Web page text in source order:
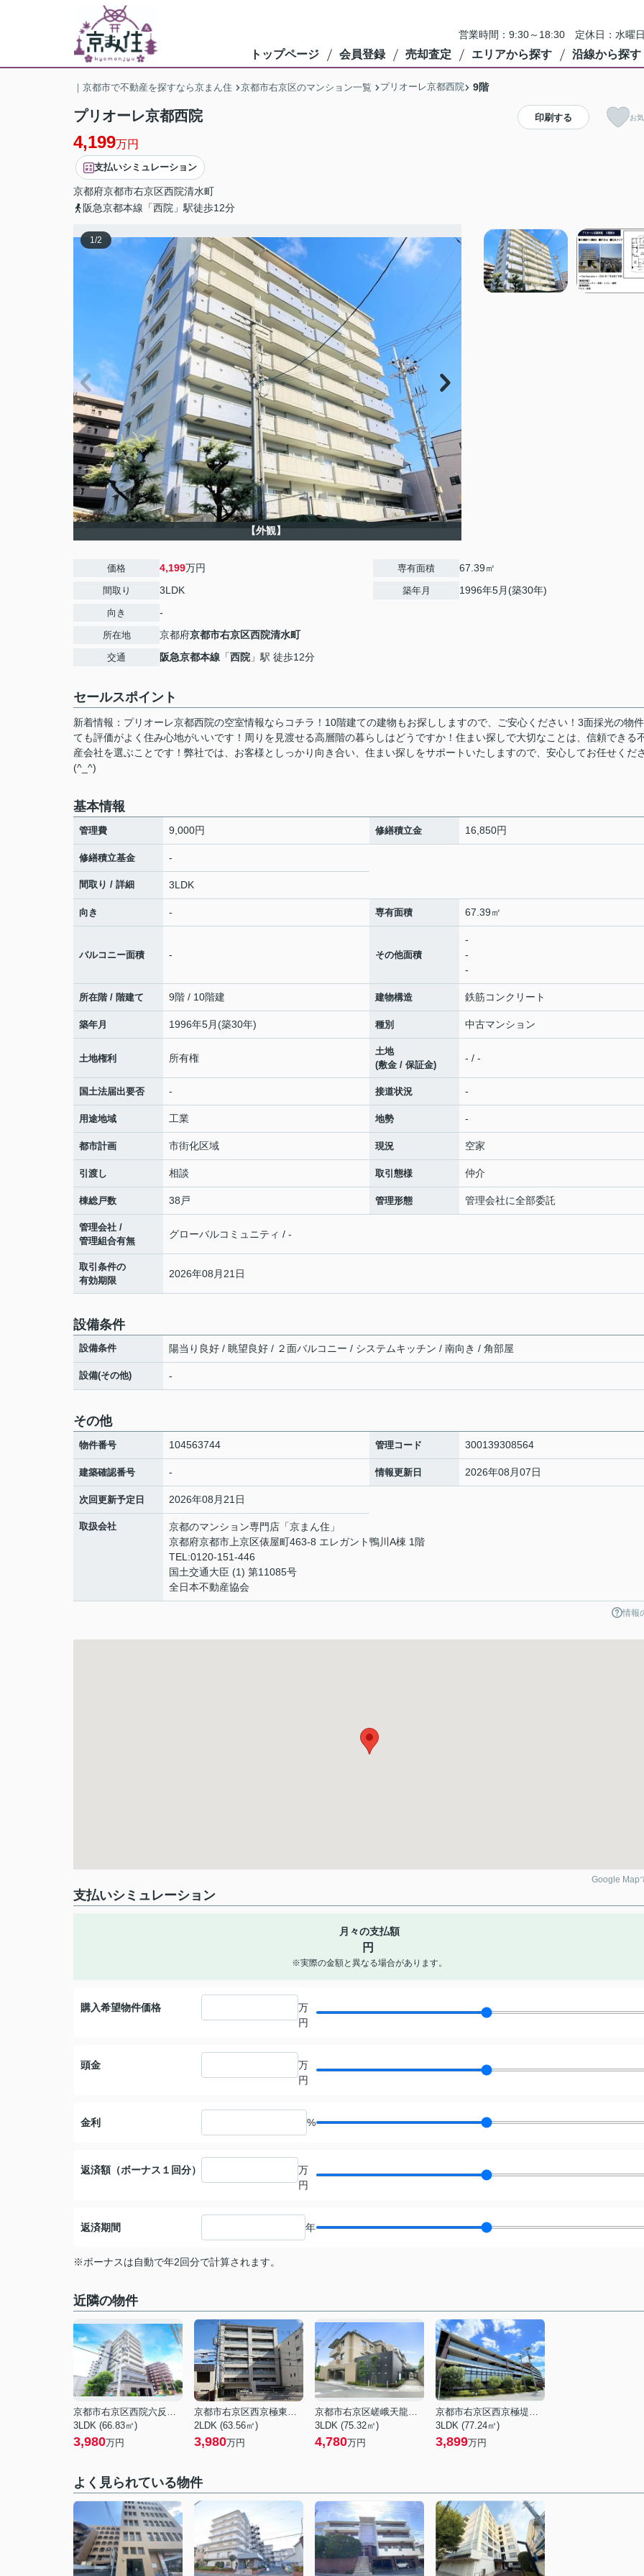
営業時間：9:30～18:30 定休日：水曜
トップページ 会員登録 売却査定 エリアから探す 沿線から探す
｜京都市で不動産を探すなら京まん住 京都市右京区のマンション一覧 プリオーレ京都西院 9階
プリオーレ京都西院
4,199万円
支払いシミュレーション
京都府京都市右京区西院清水町
阪急京都本線「西院」駅徒歩12分
印刷する お
1/2
【外観】
価格 4,199万円
間取り 3LDK
向き -
所在地 京都府京都市右京区西院清水町
交通 阪急京都本線 「西院 」駅 徒歩12分
専有面積 67.39㎡
築年月 1996年5月(築30年)
セールスポイント
新着情報：プリオーレ京都西院の空室情報ならコチラ！10階建ての建物もお探ししますので、ご安心ください！3面採光の物
ても評価がよく住み心地がいいです！周りを見渡せる高層階の暮らしはどうですか！住まい探しで大切なことは、信頼できる
産会社を選ぶことです！弊社では、お客様としっかり向き合い、住まい探しをサポートいたしますので、安心してお任せくだ
(^_^)
基本情報
管理費 9,000円 修繕積立金 16,850円
修繕積立基金 -
間取り / 詳細 3LDK
向き - 専有面積 67.39㎡
バルコニー面積 - その他面積
-
-
-
所在階 / 階建て 9階 / 10階建 建物構造 鉄筋コンクリート
築年月 1996年5月(築30年) 種別 中古マンション
土地権利 所有権
土地
(敷金 / 保証金)
- / -
国土法届出要否 - 接道状況 -
用途地域 工業 地勢 -
都市計画 市街化区域 現況 空家
引渡し 相談 取引態様 仲介
棟総戸数 38戸 管理形態 管理会社に全部委託
管理会社 /
管理組合有無
グローバルコミュニティ / -
取引条件の
有効期限
2026年08月21日
設備条件
設備条件 陽当り良好 / 眺望良好 / ２面バルコニー / システムキッチン / 南向き / 角部屋
設備(その他) -
その他
物件番号 104563744 管理コード 300139308564
建築確認番号 - 情報更新日 2026年08月07日
次回更新予定日 2026年08月21日
取扱会社
京都のマンション専門店「京まん住」
京都府京都市上京区俵屋町463-8 エレガント鴨川A棟 1階
TEL:0120-151-446
国土交通大臣 (1) 第11085号
全日本不動産協会
情報
Google Map
支払いシミュレーション
月々の支払額
円
※実際の金額と異なる場合があります。
購入希望物件価格
万
円
頭金
万
円
金利 %
返済額（ボーナス１回分）
万
円
返済期間 年
※ボーナスは自動で年2回分で計算されます。
近隣の物件
京都市右京区西院六反田町
3LDK (66.83㎡)
3,980万円
京都市右京区西京極東大丸町
2LDK (63.56㎡)
3,980万円
京都市右京区嵯峨天龍寺今堀町
3LDK (75.32㎡)
4,780万円
京都市右京区西京極堤下町
3LDK (77.24㎡)
3,899万円
よく見られている物件